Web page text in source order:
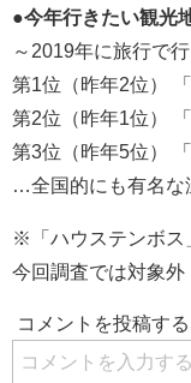
●今年行きたい観光
～2019年に旅行で
第1位（昨年2位）
第2位（昨年1位）
第3位（昨年5位）
…全国的にも有名な
※「ハウステンボス
今回調査では対象外